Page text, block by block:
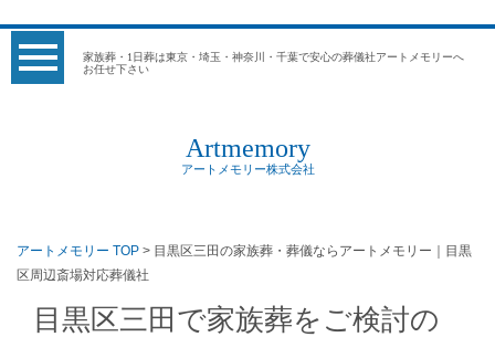
家族葬・1日葬は東京・埼玉・神奈川・千葉で安心の葬儀社アートメモリーへ
お任せ下さい
Artmemory
アートメモリー株式会社
アートメモリー TOP > 目黒区三田の家族葬・葬儀ならアートメモリー｜目黒
区周辺斎場対応葬儀社
目黒区三田で家族葬をご検討の